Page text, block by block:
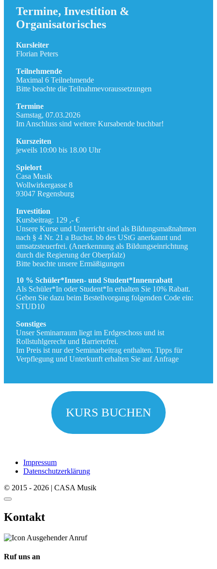
Termine, Investition &
Organisatorisches
Kursleiter
Florian Peters
Teilnehmende
Maximal 6 Teilnehmende
Bitte beachte die Teilnahmevoraussetzungen
Termine
Samstag, 07.03.2026
Im Anschluss sind weitere Kursabende buchbar!
Kurszeiten
jeweils 10:00 bis 18.00 Uhr
Spielort
Casa Musik
Wollwirkergasse 8
93047 Regensburg
Investition
Kursbeitrag: 129 ,- €
Unsere Kurse und Unterricht sind als Bildungsmaßnahmen
nach § 4 Nr. 21 a Buchst. bb des UStG anerkannt und
umsatzsteuerfrei. (Anerkennung als Bildungseinrichtung
durch die Regierung der Oberpfalz)
Bitte beachte unsere Ermäßigungen
10 % Schüler*Innen- und Student*Innenrabatt
Als Schüler*In oder Student*In erhalten Sie 10% Rabatt.
Geben Sie dazu beim Bestellvorgang folgenden Code ein:
STUD10
Sonstiges
Unser Seminarraum liegt im Erdgeschoss und ist
Rollstuhlgerecht und Barrierefrei.
Im Preis ist nur der Seminarbeitrag enthalten. Tipps für
Verpflegung und Unterkunft erhalten Sie auf Anfrage
KURS BUCHEN
Impressum
Datenschutzerklärung
© 2015 - 2026 | CASA Musik
Kontakt
Ruf uns an